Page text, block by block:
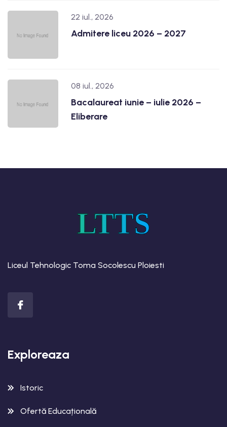
22 iul., 2026
Admitere liceu 2026 – 2027
08 iul., 2026
Bacalaureat iunie – iulie 2026 –
Eliberare
LTTS
Liceul Tehnologic Toma Socolescu Ploiesti
Exploreaza
Istoric
Ofertă Educațională